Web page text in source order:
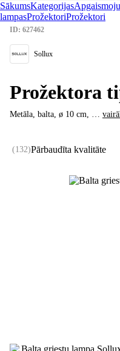
SākumsKategorijas
lampasProžektoriProžektori
ID: 627462
Sollux
Prožektora
Metāla, balta, ø 10 cm, …
(132)Pārbaudīta kvalitāte